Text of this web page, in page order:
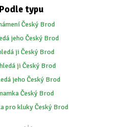
Podle typu
Český Brod
jeho Český Brod
ji Český Brod
ji Český Brod
jeho Český Brod
Český Brod
pro kluky Český Brod